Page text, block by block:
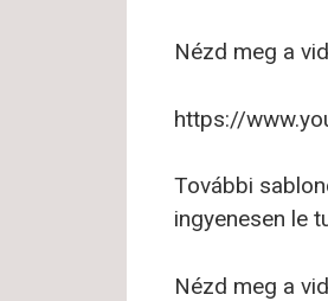
Nézd meg a
https://
További
ingyenesen le
Nézd meg a